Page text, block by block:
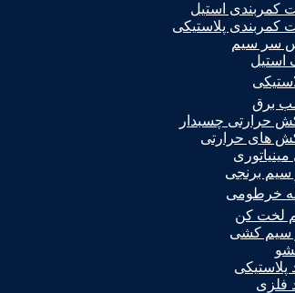
کمربندی استیل
کمربندی پلاستیکی
سر سیم
استیل
برق
حرارتی چسبدار
های حرارتی
مینیاتوری
سیم برنجی
خرطومی
لخت کن
سیم کشی
پلاستیکی
فلزی